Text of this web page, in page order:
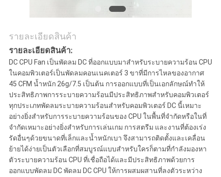
PRIVACY
POLICY
รายละเอียดสินค้า
รายละเอียดสินค้า:
DC CPU Fan เป็นพัดลม DC ที่ออกแบบมาสำหรับระบายความร้อน CPU
ในคอมพิวเตอร์เป็นพัดลมคอนเนคเตอร์ 3 ขาที่มีการไหลของอากาศ
45 CFM น้ำหนัก 26g/7.5 เป็นต้น การออกแบบที่เป็นเอกลักษณ์ทำให้
ประสิทธิภาพการระบายความร้อนมีประสิทธิภาพสำหรับคอมพิวเตอร์
ทุกประเภทพัดลมระบายความร้อนสำหรับคอมพิวเตอร์ DC นี้เหมาะ
อย่างยิ่งสำหรับการระบายความร้อนของ CPU ในพื้นที่จำกัดหรือในที่
จำกัดเหมาะอย่างยิ่งสำหรับการเล่นเกม การสตรีม และงานที่ต้องเร่ง
รัดอื่นๆด้วยขนาดที่เล็กและน้ำหนักเบา จึงสามารถติดตั้งและเคลื่อน
ย้ายได้ง่ายเป็นตัวเลือกที่สมบูรณ์แบบสำหรับใครก็ตามที่กำลังมองหา
ตัวระบายความร้อน CPU ที่เชื่อถือได้และมีประสิทธิภาพด้วยการ
ออกแบบพัดลม DC พัดลม DC CPU ให้การผสมผสานที่ลงตัวระหว่าง